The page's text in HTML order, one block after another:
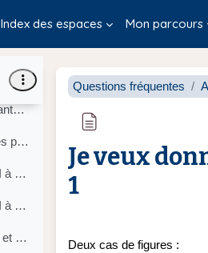
Index des espaces Mon parcours
J’aimerais modifier l’intitulé de mon EPI
Inscription des utilisateurs (étudiants ou enseignants)
Comment inscrire mes étudiants ou étudiantes ?
Mes étudiants rencontrent des problèmes pour accéder à l’EPI
Je veux donner accès à l’EPI à des étudiants de Paris 1 qui ne font pas partie du groupe Apogée de mon cours
Je veux donner accès à l’EPI à des étudiants ou étudiantes d'une autre université n'ayant pas de compte Paris 1
Comment créer des groupes et envoyer des informations différenciées aux groupes ?
Questions fréquentes
Je veux
1
Deux cas de figures :